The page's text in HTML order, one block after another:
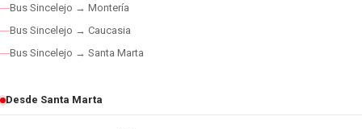
Bus Sincelejo → Montería
Bus Sincelejo → Caucasia
Bus Sincelejo → Santa Marta
Desde Santa Marta